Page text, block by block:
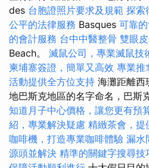
des 台胞證照片要求及規範 探索
公平的法律服務 Basques 可靠
的會計服務 台中中醫整骨 雙眼
Beach。 滅鼠公司，專業滅鼠技
柬埔寨簽證，簡單又高效 專業推
活動提供全方位支持 海灘距離西
地巴斯克地區的名字命名，巴斯
知道月子中心價格，讓您更有預
紹，專業解決疑慮 精緻茶會，提
咖啡機，打造專業咖啡體驗 漏水
源頭並解決 精準的關鍵字搜尋技